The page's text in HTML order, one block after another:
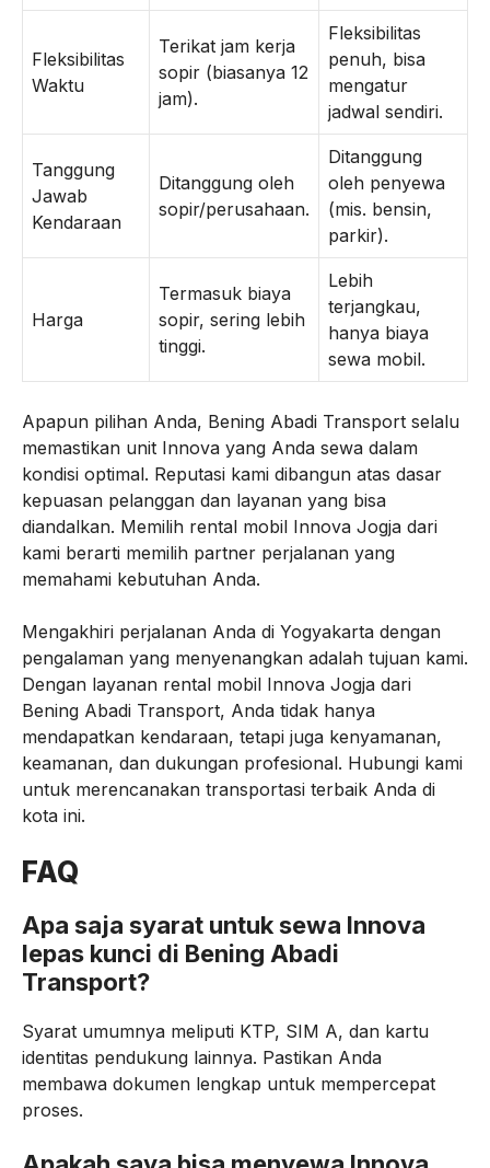
Fleksibilitas
Waktu
Terikat jam kerja
sopir (biasanya 12
jam).
Fleksibilitas
penuh, bisa
mengatur
jadwal sendiri.
Tanggung
Jawab
Kendaraan
Ditanggung oleh
sopir/perusahaan.
Ditanggung
oleh penyewa
(mis. bensin,
parkir).
Harga
Termasuk biaya
sopir, sering lebih
tinggi.
Lebih
terjangkau,
hanya biaya
sewa mobil.
Apapun pilihan Anda, Bening Abadi Transport selalu
memastikan unit Innova yang Anda sewa dalam
kondisi optimal. Reputasi kami dibangun atas dasar
kepuasan pelanggan dan layanan yang bisa
diandalkan. Memilih rental mobil Innova Jogja dari
kami berarti memilih partner perjalanan yang
memahami kebutuhan Anda.
Mengakhiri perjalanan Anda di Yogyakarta dengan
pengalaman yang menyenangkan adalah tujuan kami.
Dengan layanan rental mobil Innova Jogja dari
Bening Abadi Transport, Anda tidak hanya
mendapatkan kendaraan, tetapi juga kenyamanan,
keamanan, dan dukungan profesional. Hubungi kami
untuk merencanakan transportasi terbaik Anda di
kota ini.
FAQ
Apa saja syarat untuk sewa Innova
lepas kunci di Bening Abadi
Transport?
Syarat umumnya meliputi KTP, SIM A, dan kartu
identitas pendukung lainnya. Pastikan Anda
membawa dokumen lengkap untuk mempercepat
proses.